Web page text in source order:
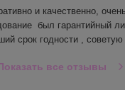
и качественно,
был гарантийный
срок годности ,
все отзывы